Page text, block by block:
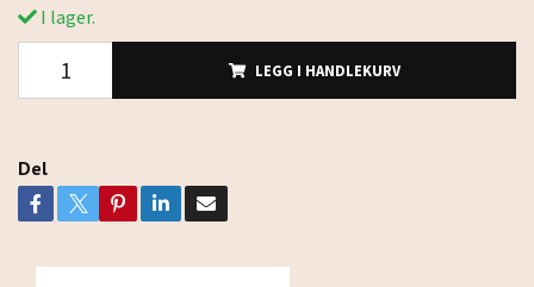
I lager.
LEGG I HANDLEKURV
Del